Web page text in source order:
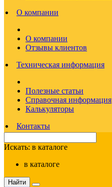
О компании
О компании
Отзывы клиентов
Техническая информация
Полезные статьи
Справочная информация
Калькуляторы
Контакты
Искать: в каталоге
в каталоге
Найти